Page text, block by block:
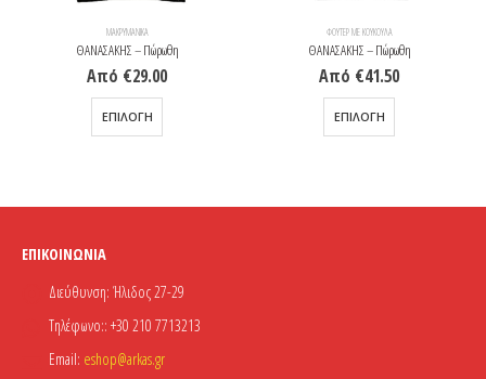
ΜΑΚΡΥΜΆΝΙΚΑ
ΘΑΝΑΣΑΚΗΣ – Πώρωθη
Από €29.00
ΕΠΙΛΟΓΉ
Αυτό το προϊόν έχει πολλαπλές παραλλαγές. Οι επιλογές μπορούν να επιλεγούν στη σελίδα του προϊόντος
ΦΟΎΤΕΡ ΜΕ ΚΟΥΚΟΎΛΑ
ΘΑΝΑΣΑΚΗΣ – Πώρωθη
Από €41.50
ΕΠΙΛΟΓΉ
Αυτό το προϊόν έχει πολλαπλές παραλλαγές. Οι επιλογές μπορούν να επιλεγούν στη σελίδα του προϊόντος
ΕΠΙΚΟΙΝΩΝΊΑ
Διεύθυνση: Ήλιδος 27-29
Τηλέφωνο:: +30 210 7713213
Email: eshop@arkas.gr